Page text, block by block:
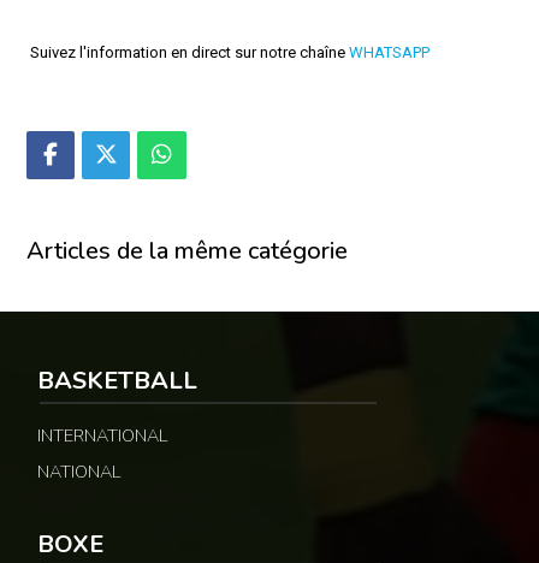
Suivez l'information en direct sur notre chaîne WHATSAPP
Articles de la même catégorie
BASKETBALL
INTERNATIONAL
NATIONAL
BOXE